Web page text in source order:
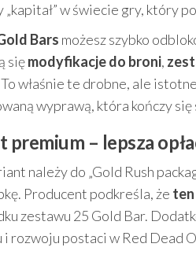
„kapitał” w świecie gry, który
Bars możesz szybko
sięmodyfikacje do broni,
To właśnie te drobne, ale
wyprawą, która kończy się
premium – lepsza
należy do „Gold Rush
Producent podkreśla, że
zestawu 25 Gold Bar.
i rozwoju postaci w Red Dead